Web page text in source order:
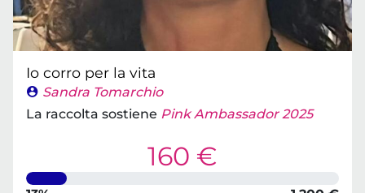
Io corro per la vita
Sandra Tomarchio
La raccolta sostiene Pink Ambassador 2025
160 €